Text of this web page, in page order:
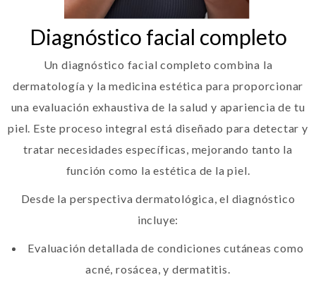
Diagnóstico facial completo
Un diagnóstico facial completo combina la
dermatología y la medicina estética para proporcionar
una evaluación exhaustiva de la salud y apariencia de tu
piel. Este proceso integral está diseñado para detectar y
tratar necesidades específicas, mejorando tanto la
función como la estética de la piel.
Desde la perspectiva dermatológica, el diagnóstico
incluye:
Evaluación detallada de condiciones cutáneas como
acné, rosácea, y dermatitis.